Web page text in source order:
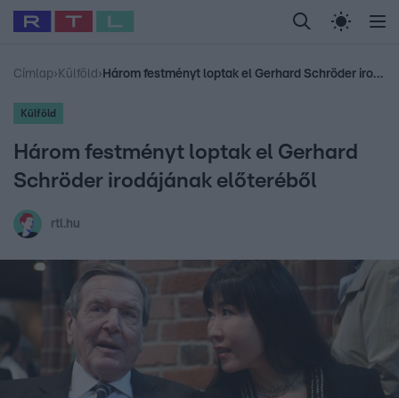
Legfrissebb RTL Híradó Randi Celeb vagyok,
Babits Marcella Most Wanted Gallusz
Címlap› Külföld › Három festményt loptak el Gerhard Schröder irodájának előteréből
Külföld
Három festményt loptak el Gerhard
Schröder irodájának előteréből
rtl.hu